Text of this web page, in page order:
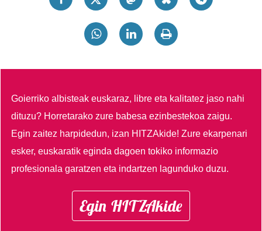
Goierriko albisteak euskaraz, libre eta kalitatez jaso nahi
dituzu? Horretarako zure babesa ezinbestekoa zaigu.
Egin zaitez harpidedun, izan HITZAkide!Zure ekarpenari
esker, euskaratik eginda dagoen tokiko informazio
profesionala garatzen eta indartzen lagunduko duzu.
Egin HITZAkide